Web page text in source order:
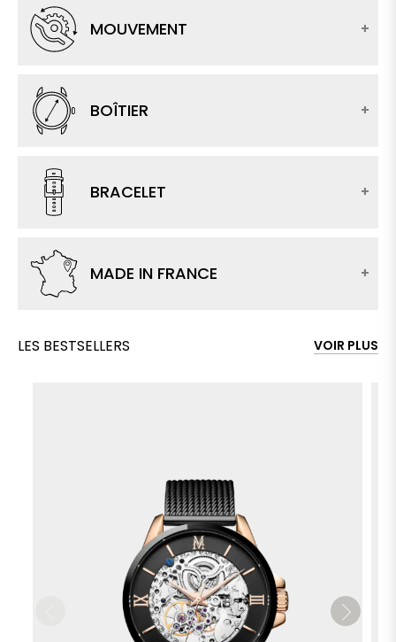
MOUVEMENT
BOÎTIER
BRACELET
MADE IN FRANCE
LES BESTSELLERS VOIR PLUS